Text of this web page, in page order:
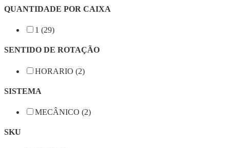
QUANTIDADE POR CAIXA
1 (29)
SENTIDO DE ROTAÇÃO
HORARIO (2)
SISTEMA
MECÂNICO (2)
SKU